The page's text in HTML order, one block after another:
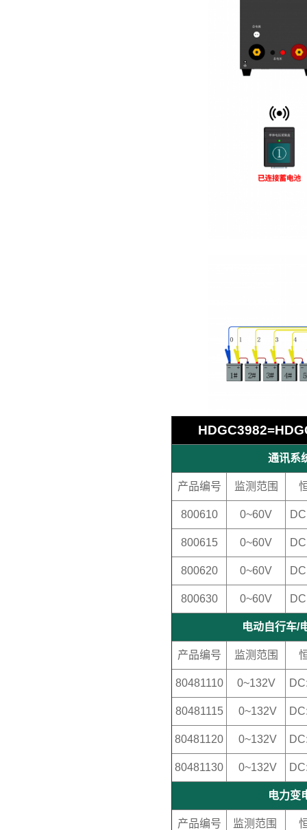
通讯系
产品编号 监测范围
800610 0~60V
800615 0~60V
800620 0~60V
800630 0~60V
电动自行车/
产品编号 监测范围
80481110 0~132V
80481115 0~132V
80481120 0~132V
80481130 0~132V
电力变
产品编号 监测范围